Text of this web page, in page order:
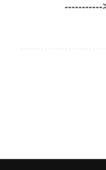
-----------